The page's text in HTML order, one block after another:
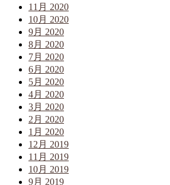
11月 2020
10月 2020
9月 2020
8月 2020
7月 2020
6月 2020
5月 2020
4月 2020
3月 2020
2月 2020
1月 2020
12月 2019
11月 2019
10月 2019
9月 2019